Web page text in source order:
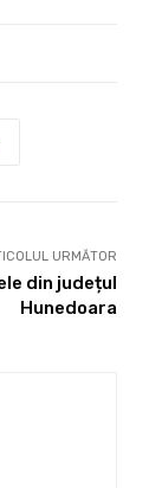
URMĂTOR
din județul
Hunedoara